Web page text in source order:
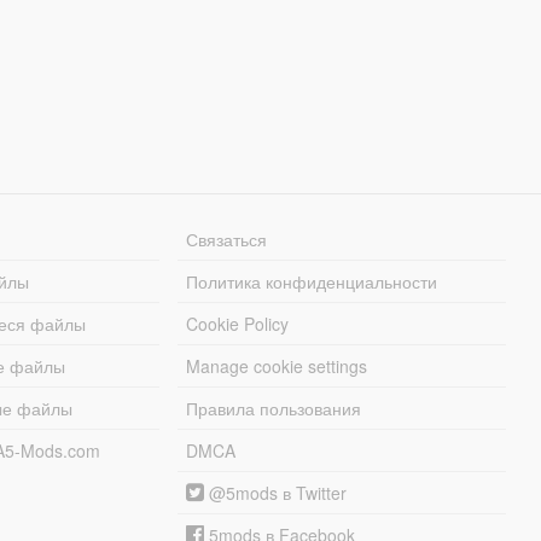
файлы
файлы
файлы
Mods.com
Связаться
Политика конфиденциальности
Cookie Policy
Manage cookie settings
Правила пользования
DMCA
@5mods в Twitter
5mods в Facebook